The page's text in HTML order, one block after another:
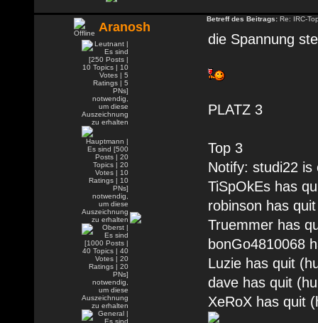
Aranosh
Betreff des Beitrags: Re: IRC-
die Spannung
PLATZ 3
Top 3
Notify: studi22 is
TiSpOkEs has
robinson has
Truemmer has
bonGo4810068
Luzie has quit
dave has quit
XeRoX has quit